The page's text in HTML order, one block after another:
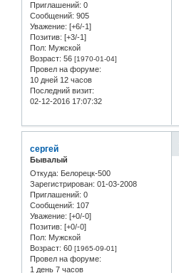
Приглашений: 0
Сообщений: 905
Уважение: [+6/-1]
Позитив: [+3/-1]
Пол: Мужской
Возраст: 56 [1970-01-04]
Провел на форуме:
10 дней 12 часов
Последний визит:
02-12-2016 17:07:32
сергей
Бывалый
Откуда: Белорецк-500
Зарегистрирован: 01-03-2008
Приглашений: 0
Сообщений: 107
Уважение: [+0/-0]
Позитив: [+0/-0]
Пол: Мужской
Возраст: 60 [1965-09-01]
Провел на форуме:
1 день 7 часов